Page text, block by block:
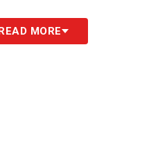
READ MORE